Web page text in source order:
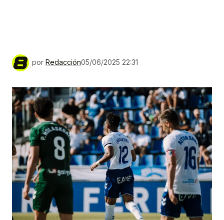
por Redacción05/06/2025 22:31